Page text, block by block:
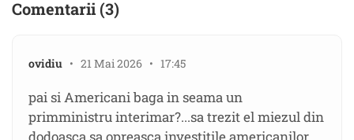
Comentarii (3)
ovidiu • 21 Mai 2026 • 17:45
pai si Americani baga in seama un
primministru interimar?...sa trezit el miezul din